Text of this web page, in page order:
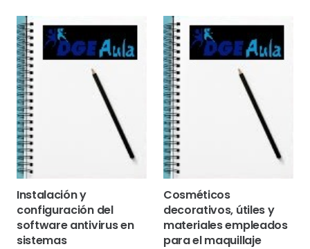
Instalación y
configuración del
software antivirus en
sistemas
Cosméticos
decorativos, útiles y
materiales empleados
para el maquillaje